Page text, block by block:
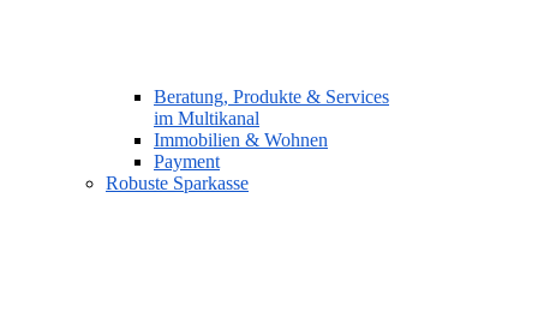
Beratung, Produkte & Services
im Multikanal
Immobilien & Wohnen
Payment
Robuste Sparkasse